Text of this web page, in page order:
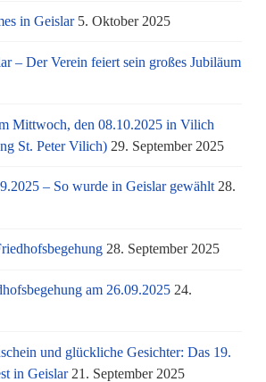
in Geislar 5. Oktober 2025
– Der Verein feiert sein großes Jubiläum
Mittwoch, den 08.10.2025 in Vilich
St. Peter Vilich) 29. September 2025
– So wurde in Geislar gewählt 28.
28. September 2025
am 26.09.2025 24.
und glückliche Gesichter: Das 19.
in Geislar 21. September 2025